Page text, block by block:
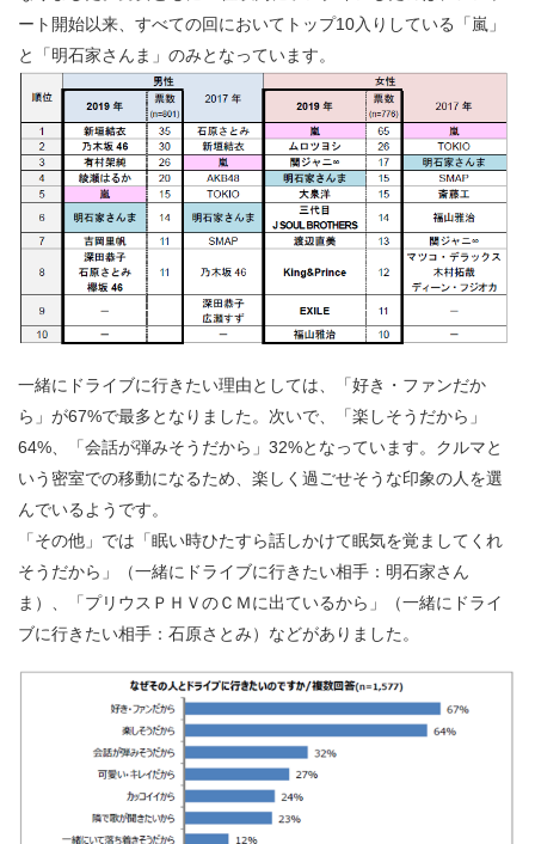
ート開始以来、すべての回においてトップ10入りしている「嵐」
と「明石家さんま」のみとなっています。
一緒にドライブに行きたい理由としては、「好き・ファンだか
ら」が67%で最多となりました。次いで、「楽しそうだから」
64%、「会話が弾みそうだから」32%となっています。クルマと
いう密室での移動になるため、楽しく過ごせそうな印象の人を選
んでいるようです。
「その他」では「眠い時ひたすら話しかけて眠気を覚ましてくれ
そうだから」（一緒にドライブに行きたい相手：明石家さん
ま）、「プリウスＰＨＶのＣＭに出ているから」（一緒にドライ
ブに行きたい相手：石原さとみ）などがありました。